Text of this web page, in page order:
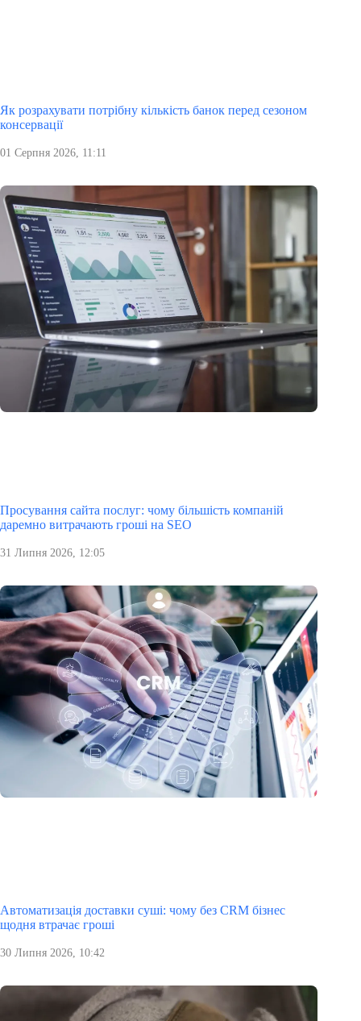
Як розрахувати потрібну кількість банок перед сезоном
консервації
01 Серпня 2026, 11:11
Просування сайта послуг: чому більшість компаній
даремно витрачають гроші на SEO
31 Липня 2026, 12:05
Автоматизація доставки суші: чому без CRM бізнес
щодня втрачає гроші
30 Липня 2026, 10:42